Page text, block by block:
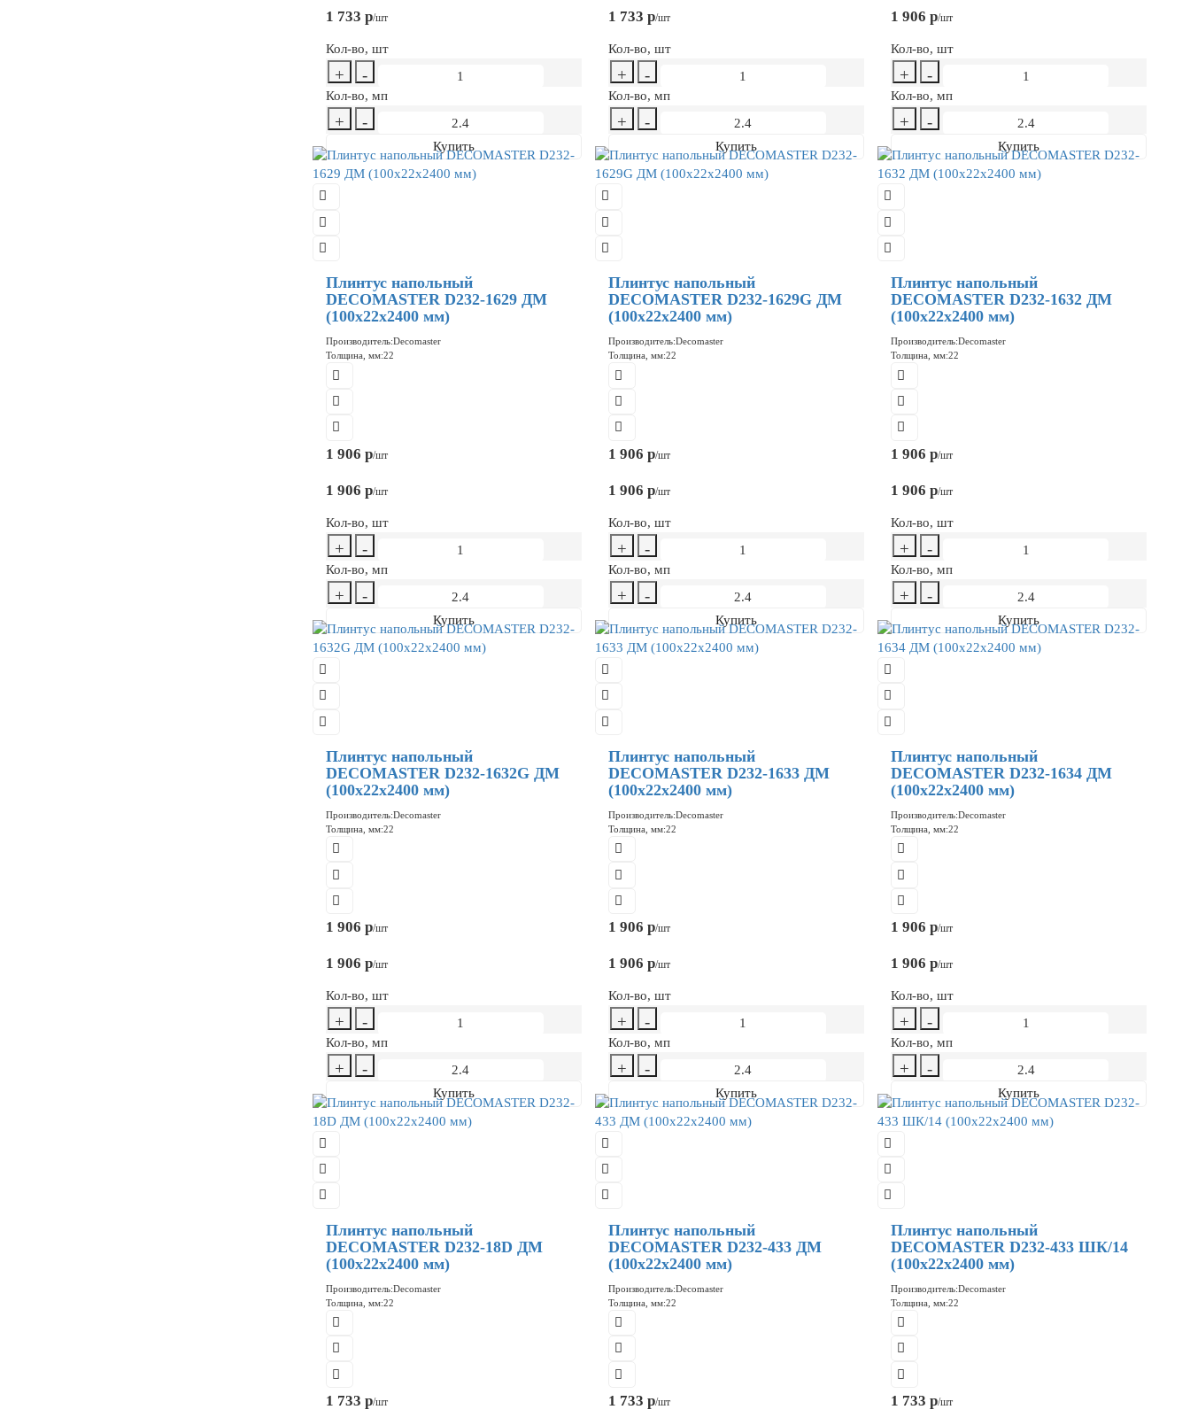
1 733 р/шт
Кол-во, шт
+ -
Кол-во, мп
+ -
Купить
1 733 р/шт
Кол-во, шт
+ -
Кол-во, мп
+ -
Купить
1 906 р/шт
Кол-во, шт
+ -
Кол-во, мп
+ -
Купить
Плинтус напольный
DECOMASTER D232-1629 ДМ
(100x22x2400 мм)
Производитель:Decomaster
Толщина, мм:22
1 906 р/шт
1 906 р/шт
Кол-во, шт
+ -
Кол-во, мп
+ -
Купить
Плинтус напольный
DECOMASTER D232-1629G ДМ
(100x22x2400 мм)
Производитель:Decomaster
Толщина, мм:22
1 906 р/шт
1 906 р/шт
Кол-во, шт
+ -
Кол-во, мп
+ -
Купить
Плинтус напольный
DECOMASTER D232-1632 ДМ
(100x22x2400 мм)
Производитель:Decomaster
Толщина, мм:22
1 906 р/шт
1 906 р/шт
Кол-во, шт
+ -
Кол-во, мп
+ -
Купить
Плинтус напольный
DECOMASTER D232-1632G ДМ
(100x22x2400 мм)
Производитель:Decomaster
Толщина, мм:22
1 906 р/шт
1 906 р/шт
Кол-во, шт
+ -
Кол-во, мп
+ -
Купить
Плинтус напольный
DECOMASTER D232-1633 ДМ
(100x22x2400 мм)
Производитель:Decomaster
Толщина, мм:22
1 906 р/шт
1 906 р/шт
Кол-во, шт
+ -
Кол-во, мп
+ -
Купить
Плинтус напольный
DECOMASTER D232-1634 ДМ
(100x22x2400 мм)
Производитель:Decomaster
Толщина, мм:22
1 906 р/шт
1 906 р/шт
Кол-во, шт
+ -
Кол-во, мп
+ -
Купить
Плинтус напольный
DECOMASTER D232-18D ДМ
(100x22x2400 мм)
Производитель:Decomaster
Толщина, мм:22
1 733 р/шт
Плинтус напольный
DECOMASTER D232-433 ДМ
(100x22x2400 мм)
Производитель:Decomaster
Толщина, мм:22
1 733 р/шт
Плинтус напольный
DECOMASTER D232-433 ШК/14
(100x22x2400 мм)
Производитель:Decomaster
Толщина, мм:22
1 733 р/шт